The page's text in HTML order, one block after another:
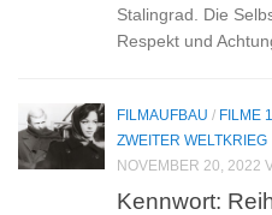
Stalingrad. Die
Respekt und
FILMAUFBAU / FILME
ZWEITER WELTKRIEG
NOVEMBER 20, 2022
Kennwort: